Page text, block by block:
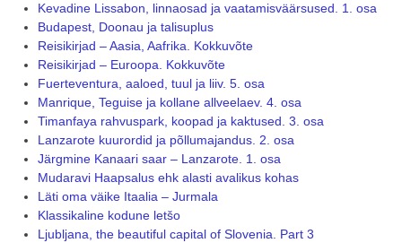
Kevadine Lissabon, linnaosad ja vaatamisväärsused. 1. osa
Budapest, Doonau ja talisuplus
Reisikirjad – Aasia, Aafrika. Kokkuvõte
Reisikirjad – Euroopa. Kokkuvõte
Fuerteventura, aaloed, tuul ja liiv. 5. osa
Manrique, Teguise ja kollane allveelaev. 4. osa
Timanfaya rahvuspark, koopad ja kaktused. 3. osa
Lanzarote kuurordid ja põllumajandus. 2. osa
Järgmine Kanaari saar – Lanzarote. 1. osa
Mudaravi Haapsalus ehk alasti avalikus kohas
Läti oma väike Itaalia – Jurmala
Klassikaline kodune letšo
Ljubljana, the beautiful capital of Slovenia. Part 3